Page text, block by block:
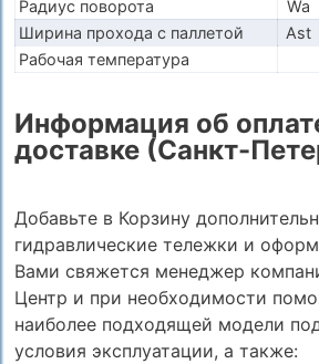
Радиус поворота
Wa
Ширина прохода с паллетой
Ast
Рабочая температура
Информация об
доставке (Санкт-
Добавьте в Корзину
гидравлические тележки и
Вами свяжется менеджер
Центр и при необходимости
наиболее подходящей модели
условия эксплуатации, а также: